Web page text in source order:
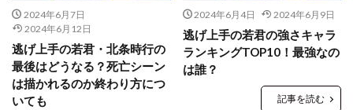
2024年6月7日
2024年6月12日
逃げ上手の若君・北条時行の
最後はどうなる？死亡シーン
は描かれるのか終わり方につ
いても
2024年6月4日 2024年6月9日
逃げ上手の若君の強さキャラ
ランキングTOP10！最強なの
は誰？
記事を読む